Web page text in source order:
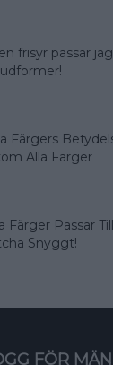
frisyr passar
Färgers
Alla Färger
Färger Passar
Snyggt!
FÖR MÄN